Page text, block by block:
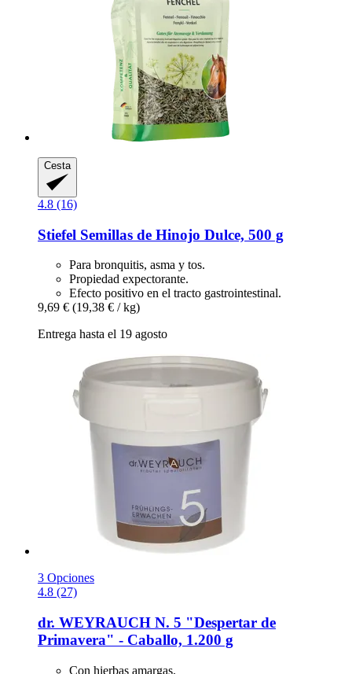
Cesta
4.8 (16)
Stiefel Semillas de Hinojo Dulce, 500 g
Para bronquitis, asma y tos.
Propiedad expectorante.
Efecto positivo en el tracto gastrointestinal.
9,69 € (19,38 € / kg)
Entrega hasta el 19 agosto
3 Opciones
4.8 (27)
dr. WEYRAUCH N. 5 "Despertar de
Primavera" -​ Caballo, 1.200 g
Con hierbas amargas.